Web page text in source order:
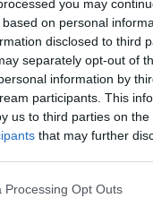
you may
on personal
disclosed to third
separately opt-out of
information by
participants. This
us to third parties on the
that may further
Processing Opt Outs